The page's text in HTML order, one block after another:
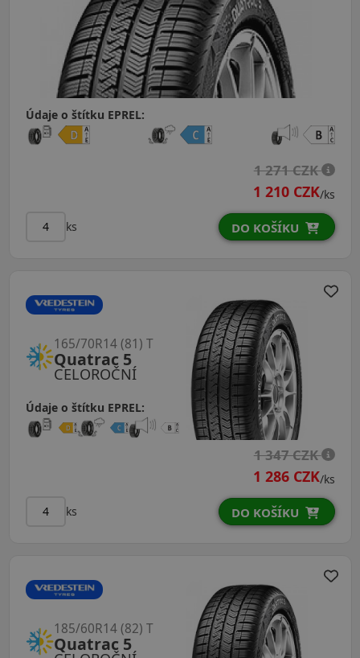
Údaje o štítku EPREL:
1 271 CZK
1 210 CZK/ks
ks DO KOŠÍKU
CELOROČNÍ
Quatrac 5
165/70R14 (81) T
Údaje o štítku EPREL:
1 347 CZK
1 286 CZK/ks
ks DO KOŠÍKU
Quatrac 5
185/60R14 (82) T